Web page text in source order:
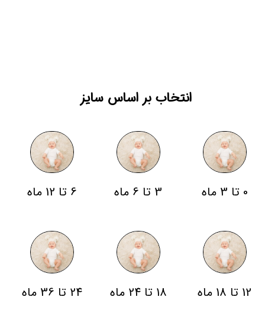
0 تا 3 ماه 3 تا 6 ماه 6 تا 12 ماه
12 تا 18 ماه 18 تا 24 ماه 24 تا 36 ماه
انتخاب بر اساس سایز